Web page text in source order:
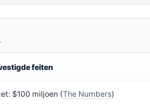
feiten
$100 miljoen (The Numbers)